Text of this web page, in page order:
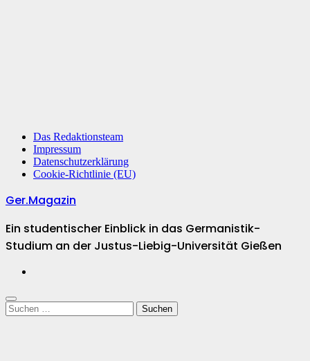
Das Redaktionsteam
Impressum
Datenschutzerklärung
Cookie-Richtlinie (EU)
Ger.Magazin
Ein studentischer Einblick in das Germanistik-
Studium an der Justus-Liebig-Universität Gießen
Suchen
nach: